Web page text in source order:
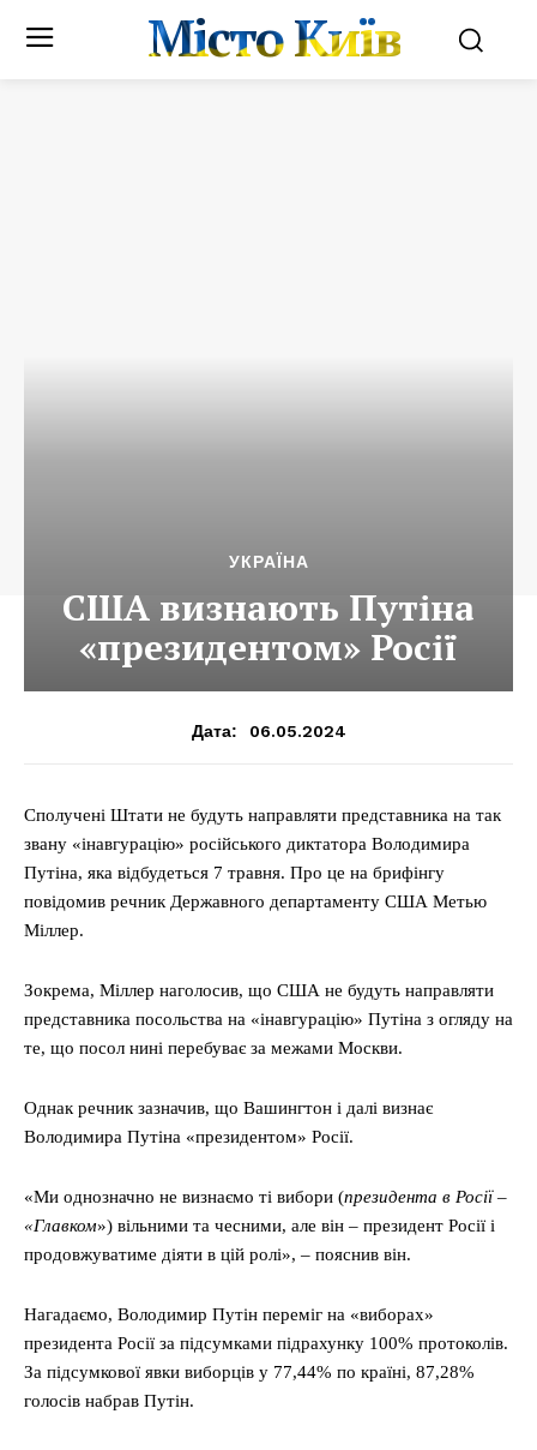
Місто Київ
УКРАЇНА
США визнають Путіна
«президентом» Росії
Дата: 06.05.2024
Сполучені Штати не будуть направляти представника на так
звану «інавгурацію» російського диктатора Володимира
Путіна, яка відбудеться 7 травня. Про це на брифінгу
повідомив речник Державного департаменту США Метью
Міллер.
Зокрема, Міллер наголосив, що США не будуть направляти
представника посольства на «інавгурацію» Путіна з огляду на
те, що посол нині перебуває за межами Москви.
Однак речник зазначив, що Вашингтон і далі визнає
Володимира Путіна «президентом» Росії.
«Ми однозначно не визнаємо ті вибори (президента в Росії –
«Главком») вільними та чесними, але він – президент Росії і
продовжуватиме діяти в цій ролі», – пояснив він.
Нагадаємо, Володимир Путін переміг на «виборах»
президента Росії за підсумками підрахунку 100% протоколів.
За підсумкової явки виборців у 77,44% по країні, 87,28%
голосів набрав Путін.